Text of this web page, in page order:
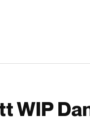
WIP